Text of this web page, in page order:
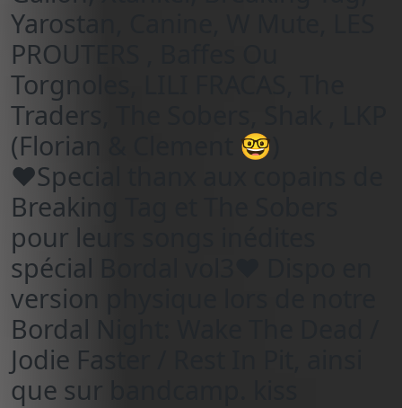
Yarostan, Canine, W Mute, LES
PROUTERS , Baffes Ou
Torgnoles, LILI FRACAS, The
Traders, The Sobers, Shak , LKP
(Florian & Clement 🤓)
♥️Special thanx aux copains de
Breaking Tag et The Sobers
pour leurs songs inédites
spécial Bordal vol3♥️ Dispo en
version physique lors de notre
Bordal Night: Wake The Dead /
Jodie Faster / Rest In Pit, ainsi
que sur bandcamp. kiss